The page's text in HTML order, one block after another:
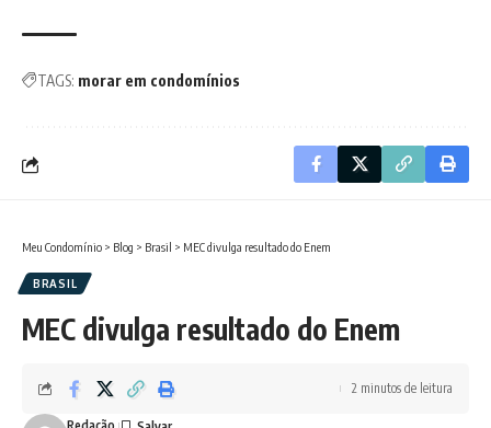
TAGS: morar em condomínios
Meu Condomínio > Blog > Brasil > MEC divulga resultado do Enem
BRASIL
MEC divulga resultado do Enem
2 minutos de leitura